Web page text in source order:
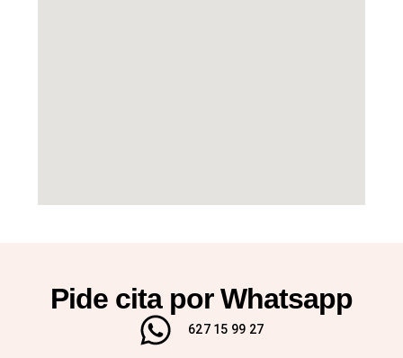
Pide cita por Whatsapp
627 15 99 27